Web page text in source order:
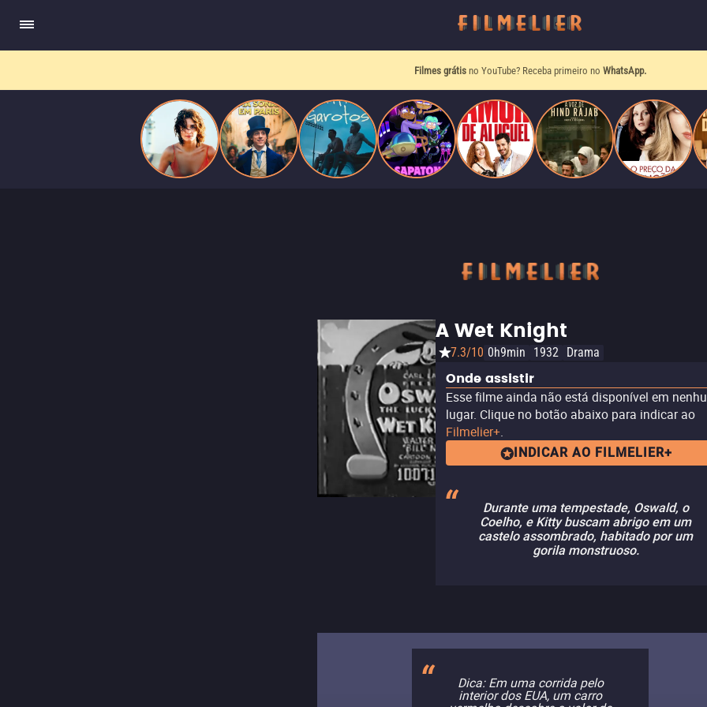
Filmes grátis no YouTube? Receba primeiro no WhatsApp.
A Wet Knight
7.3/10 0h9min 1932 Drama
Onde assistir
Esse filme ainda não está disponível em
lugar. Clique no botão abaixo para indicar ao
Filmelier+.
INDICAR AO FILMELIER+
Durante uma tempestade, Oswald, o
Coelho, e Kitty buscam abrigo em um
castelo assombrado, habitado por um
gorila monstruoso.
Dica: Em uma corrida pelo
interior dos EUA, um carro